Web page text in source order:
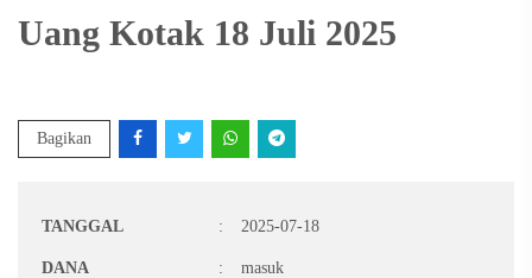
Uang Kotak 18 Juli 2025
Bagikan
TANGGAL : 2025-07-18
DANA : masuk